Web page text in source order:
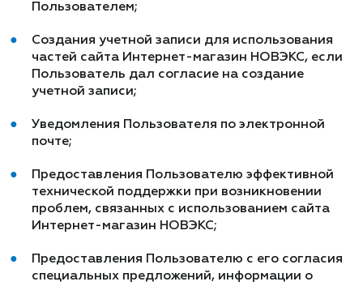
Пользователем;
Создания учетной записи для использования
частей сайта Интернет-магазин НОВЭКС, если
Пользователь дал согласие на создание
учетной записи;
Уведомления Пользователя по электронной
почте;
Предоставления Пользователю эффективной
технической поддержки при возникновении
проблем, связанных с использованием сайта
Интернет-магазин НОВЭКС;
Предоставления Пользователю с его согласия
специальных предложений, информации о